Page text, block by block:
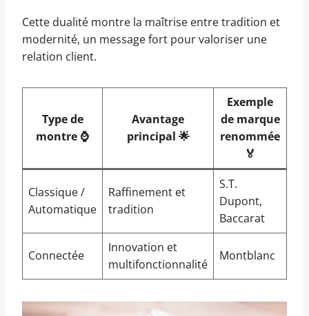
Cette dualité montre la maîtrise entre tradition et
modernité, un message fort pour valoriser une
relation client.
Type de
montre ⌚️
Avantage
principal 🌟
Exemple
de marque
renommée
🏅
Classique /
Automatique
Raffinement et
tradition
S.T.
Dupont,
Baccarat
Connectée
Innovation et
multifonctionnalité
Montblanc